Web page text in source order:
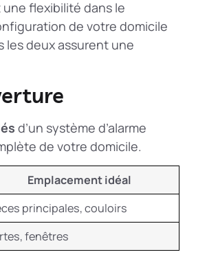
une flexibilité dans le
de votre domicile
les deux assurent une
d’un système d’alarme
de votre domicile.
Emplacement idéal
principales, couloirs
fenêtres